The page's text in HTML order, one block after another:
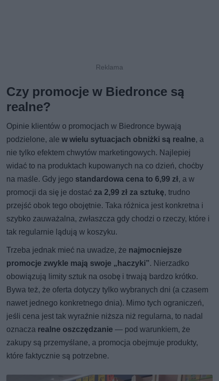
Czy promocje w Biedronce są
realne?
Opinie klientów o promocjach w Biedronce bywają
podzielone, alew wielu sytuacjach obniżki są realne, a
nie tylko efektem chwytów marketingowych. Najlepiej
widać to na produktach kupowanych na co dzień, choćby
na maśle. Gdy jego standardowa cena to 6,99 zł, a w
promocji da się je dostać za 2,99 zł za sztukę, trudno
przejść obok tego obojętnie. Taka różnica jest konkretna i
szybko zauważalna, zwłaszcza gdy chodzi o rzeczy, które i
tak regularnie lądują w koszyku.
Trzeba jednak mieć na uwadze, że najmocniejsze
promocje zwykle mają swoje „haczyki”. Nierzadko
obowiązują limity sztuk na osobę i trwają bardzo krótko.
Bywa też, że oferta dotyczy tylko wybranych dni (a czasem
nawet jednego konkretnego dnia). Mimo tych ograniczeń,
jeśli cena jest tak wyraźnie niższa niż regularna, to nadal
oznacza realne oszczędzanie — pod warunkiem, że
zakupy są przemyślane, a promocja obejmuje produkty,
które faktycznie są potrzebne.